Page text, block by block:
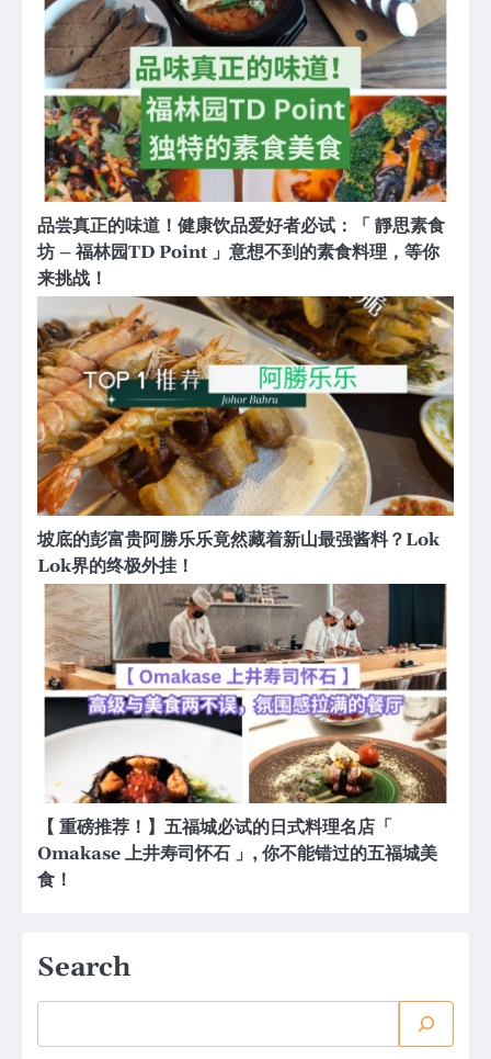
品尝真正的味道！健康饮品爱好者必试：「 靜思素食
坊 – 福林园TD Point 」意想不到的素食料理，等你
来挑战！
坡底的彭富贵阿勝乐乐竟然藏着新山最强酱料？Lok
Lok界的终极外挂！
【 重磅推荐！】五福城必试的日式料理名店「
Omakase 上井寿司怀石 」, 你不能错过的五福城美
食！
Search